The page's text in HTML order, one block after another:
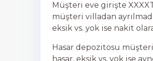
Müşteri eve girişte
müşteri villadan
eksik vs. yok ise nakit
Hasar depozitosu
hasar, eksik vs. yok ise